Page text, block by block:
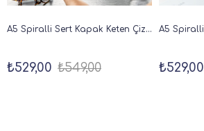
A5 Spiralli Sert Kapak Keten Çizgili Tarihsiz Not Defteri Krem
₺529,00 ₺549,00 ₺529,00